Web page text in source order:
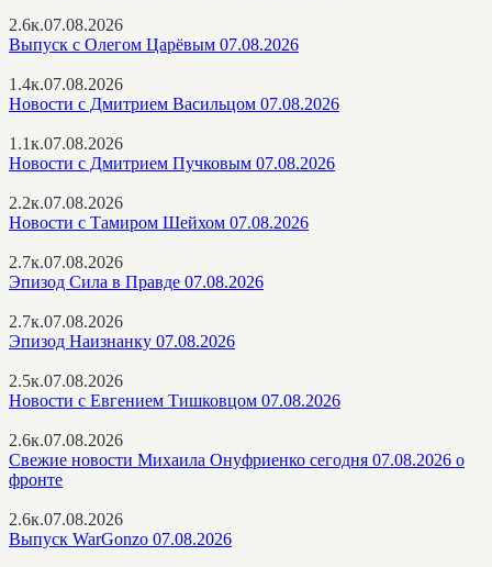
2.6к.07.08.2026
Выпуск с Олегом Царёвым 07.08.2026
1.4к.07.08.2026
Новости с Дмитрием Васильцом 07.08.2026
1.1к.07.08.2026
Новости с Дмитрием Пучковым 07.08.2026
2.2к.07.08.2026
Новости с Тамиром Шейхом 07.08.2026
2.7к.07.08.2026
Эпизод Сила в Правде 07.08.2026
2.7к.07.08.2026
Эпизод Наизнанку 07.08.2026
2.5к.07.08.2026
Новости с Евгением Тишковцом 07.08.2026
2.6к.07.08.2026
Свежие новости Михаила Онуфриенко сегодня 07.08.2026 о
фронте
2.6к.07.08.2026
Выпуск WarGonzo 07.08.2026